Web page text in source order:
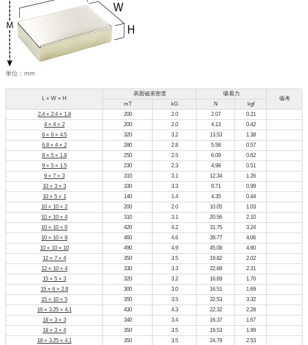
単位：mm
L × W × H
表面磁束密度 吸着力
備考
mT
kG N
kgf
2.4 × 2.4 × 1.8
200 2.0 2.07
0.21
4 × 4 × 2
200 2.0 4.13
0.42
6 × 6 × 4.5
320 3.2 13.53
1.38
6.8 × 4 × 2
280 2.8 5.58
0.57
8 × 5 × 1.8
250 2.5 6.09
0.62
9 × 5 × 1.5
230 2.3 4.98
0.51
9 × 7 × 3
310 3.1 12.34
1.26
10 × 3 × 3
330 3.3 9.71
0.99
10 × 5 × 1
140 1.4 4.35
0.44
10 × 10 × 2
200 2.0 10.05
1.03
10 × 10 × 4
310 3.1 20.56
2.10
10 × 10 × 6
420 4.2 31.75
3.24
10 × 10 × 8
460 4.6 39.77
4.06
10 × 10 × 10
490 4.9 45.08
4.60
12 × 7 × 4
350 3.5 19.82
2.02
12 × 10 × 4
330 3.3 22.68
2.31
15 × 5 × 3
320 3.2 16.69
1.70
15 × 6 × 2.8
300 3.0 16.51
1.69
15 × 10 × 5
350 3.5 32.53
3.32
16 × 3.25 × 4.1
430 4.3 22.32
2.28
18 × 3 × 3
340 3.4 16.37
1.67
18 × 3 × 4
350 3.5 19.53
1.99
18 × 3.25 × 4.1
350 3.5 24.79 2.53